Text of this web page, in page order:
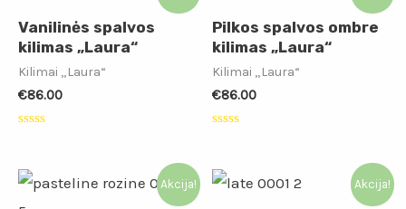
Vanilinės spalvos
kilimas „Laura“
Kilimai „Laura“
€86.00
5
Pilkos spalvos ombre
kilimas „Laura“
Kilimai „Laura“
€86.00
5
Akcija! Akcija!